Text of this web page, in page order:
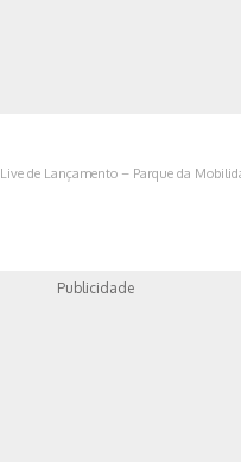
Live de Lançamento – Parque da
Publicidade